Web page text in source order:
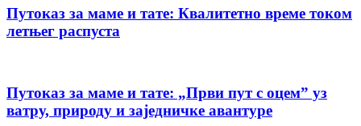
Путоказ за маме и тате: Квалитетно време током
летњег распуста
Путоказ за маме и тате: „Први пут с оцемˮ уз
ватру, природу и заједничке авантуре